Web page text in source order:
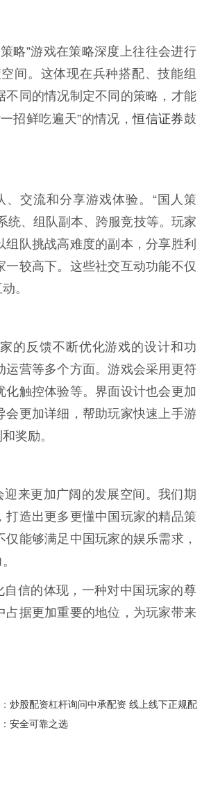
略”游戏在策略深度上往往会进行
间。这体现在兵种搭配、技能组
同的情况制定不同的策略，才能
招鲜吃遍天”的情况，恒信证券鼓
交流和分享游戏体验。“国人策
统、组队副本、跨服竞技等。玩家
队挑战高难度的副本，分享胜利
较高下。这些社交互动功能不仅
。
的反馈不断优化游戏的设计和功
营等多个方面。游戏会采用更符
触控体验等。界面设计也会更加
更加详细，帮助玩家快速上手游
奖励。
迎来更加广阔的发展空间。我们期
造出更多更懂中国玩家的精品策
能够满足中国玩家的娱乐需求，
自信的体现，一种对中国玩家的尊
据更加重要的地位，为玩家带来
炒股配资杠杆询问中承配资 线上线下正规配
安全可靠之选